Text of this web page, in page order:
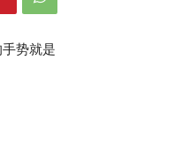
势就是